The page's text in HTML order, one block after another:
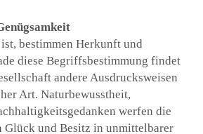
bestimmen Herkunft und
diese Begriffsbestimmung findet
andere Ausdrucksweisen
Art. Naturbewusstheit,
werfen die
Glück und Besitz in unmittelbarer